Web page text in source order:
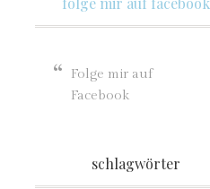
Folge mir auf
Facebook
schlagwörter